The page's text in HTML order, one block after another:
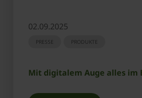
02.09.2025
PRESSE PRODUKTE
Mit digitalem Auge alles im